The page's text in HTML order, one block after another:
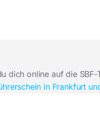
dich online auf die
in Frankfurt